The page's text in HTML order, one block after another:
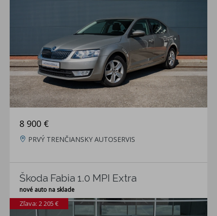
8 900 €
PRVÝ TRENČIANSKY AUTOSERVIS
Škoda Fabia 1.0 MPI Extra
nové auto na sklade
Zľava: 2 205 €